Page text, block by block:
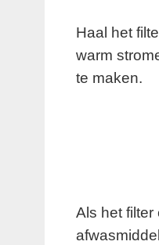
Haal het
warm
te maken.
Als het